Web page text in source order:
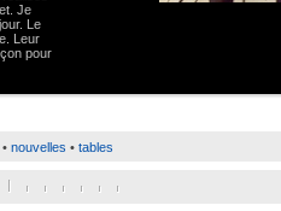
Je
Le
Leur
pour
• nouvelles • tables